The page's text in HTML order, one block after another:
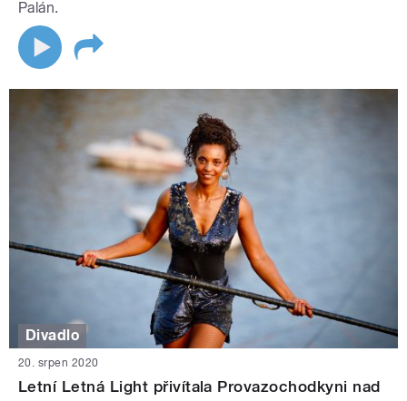
Palán.
Divadlo
20. srpen 2020
Letní Letná Light přivítala Provazochodkyni nad